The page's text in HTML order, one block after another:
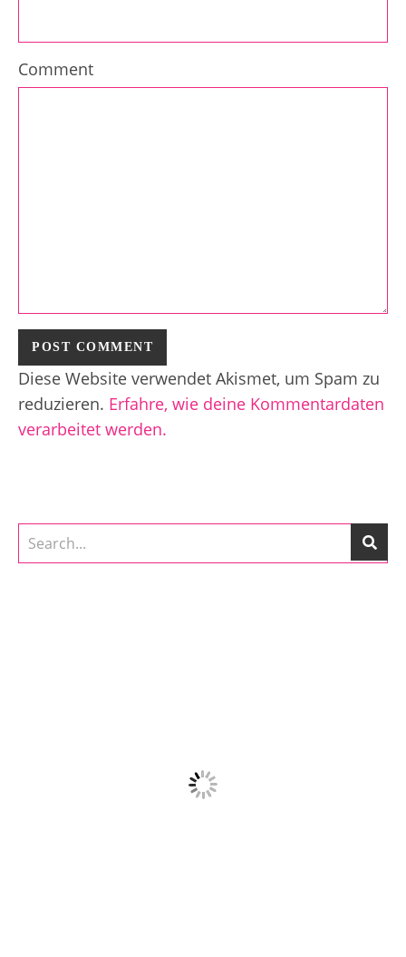
Comment
Diese Website verwendet Akismet, um Spam zu
reduzieren. Erfahre, wie deine Kommentardaten
verarbeitet werden.